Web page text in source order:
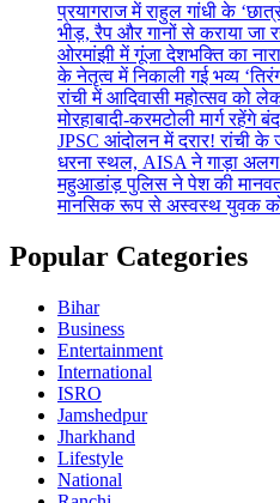
प्रयागराज में राहुल गांधी के
भीड़, रैप और गानों से कराया जा
ओरमांझी में गूंजा देशभक्ति का
के नेतृत्व में निकाली गई भव्य
रांची में आदिवासी महोत्सव को
मोरहाबादी-करमटोली मार्ग रहेंगे
JPSC आंदोलन में दरार! रांची के
धरना स्थल, AISA ने गाड़ा
महुआडांड़ पुलिस ने पेश की
मानसिक रूप से अस्वस्थ युवक को
Popular Categories
Bihar
Business
Entertainment
International
ISRO
Jamshedpur
Jharkhand
Lifestyle
National